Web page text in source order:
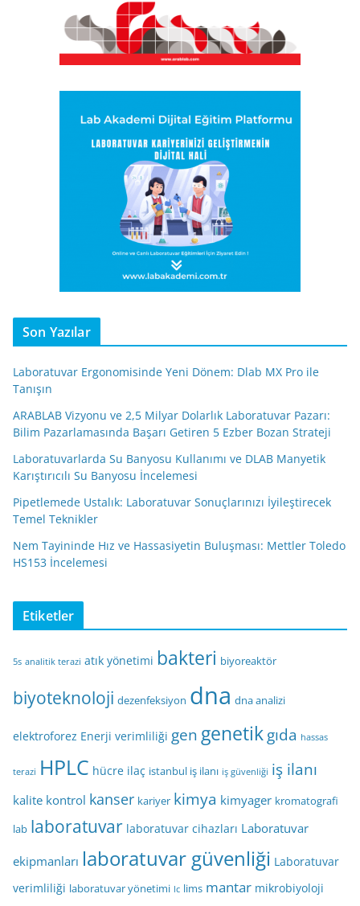
Son Yazılar
Laboratuvar Ergonomisinde Yeni Dönem: Dlab MX Pro ile
Tanışın
ARABLAB Vizyonu ve 2,5 Milyar Dolarlık Laboratuvar Pazarı:
Bilim Pazarlamasında Başarı Getiren 5 Ezber Bozan Strateji
Laboratuvarlarda Su Banyosu Kullanımı ve DLAB Manyetik
Karıştırıcılı Su Banyosu İncelemesi
Pipetlemede Ustalık: Laboratuvar Sonuçlarınızı İyileştirecek
Temel Teknikler
Nem Tayininde Hız ve Hassasiyetin Buluşması: Mettler Toledo
HS153 İncelemesi
Etiketler
5s analitik terazi atık yönetimi bakteri biyoreaktör
biyoteknoloji dezenfeksiyon dna dna analizi
elektroforez Enerji verimliliği gen genetikgıda hassas
terazi HPLC hücre ilaç istanbul iş ilanı iş güvenliği iş ilanı
kalite kontrol kanser kariyer kimya kimyager kromatografi
lab laboratuvar laboratuvar cihazları Laboratuvar
ekipmanları laboratuvar güvenliği Laboratuvar
verimliliği laboratuvar yönetimi lc lims mantar mikrobiyoloji